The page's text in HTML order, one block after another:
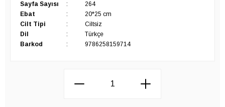
Sayfa Sayısı
:
264
Ebat
:
20*25 cm
Cilt Tipi
:
Ciltsiz
Dil
:
Türkçe
Barkod
: 9786258159714